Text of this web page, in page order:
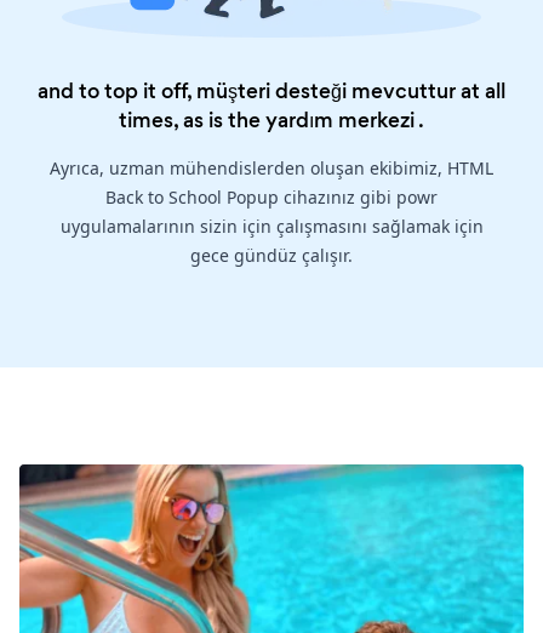
and to top it off, müşteri desteği mevcuttur at all
times, as is theyardım merkezi.
Ayrıca, uzman mühendislerden oluşan ekibimiz, HTML
Back to School Popup cihazınız gibi powr
uygulamalarının sizin için çalışmasını sağlamak için
gece gündüz çalışır.